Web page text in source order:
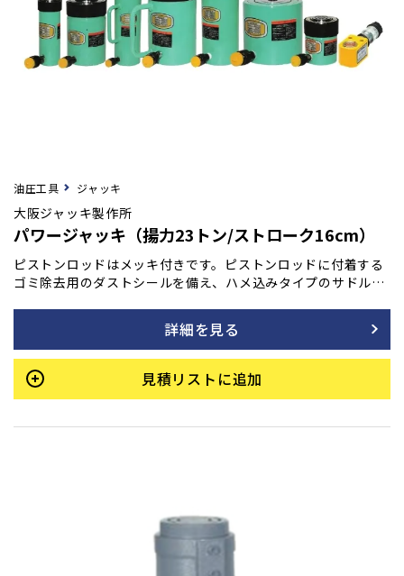
油圧工具 ジャッキ
大阪ジャッキ製作所
パワージャッキ（揚力23トン/ストローク16cm）
ピストンロッドはメッキ付きです。ピストンロッドに付着する
ゴミ除去用のダストシールを備え、ハメ込みタイプのサドルを
詳細を見る
見積リストに追加